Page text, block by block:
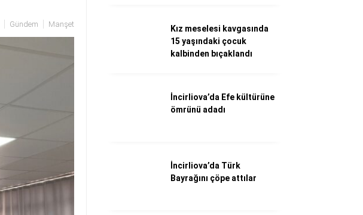
Aydın Haberleri
Aydın nöbetçi eczaneler
Aydın Sinema salonları
İletişim
Gündem Manşet
Kız meselesi kavgasında
15 yaşındaki çocuk
kalbinden bıçaklandı
İncirliova’da Efe kültürüne
ömrünü adadı
İncirliova’da Türk
Bayrağını çöpe attılar